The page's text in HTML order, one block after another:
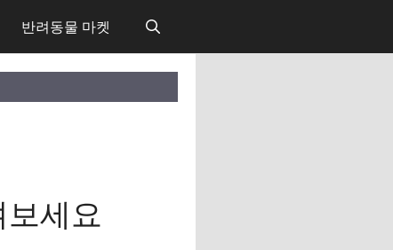
반려동물 마켓
세요